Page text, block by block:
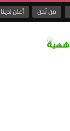
من نَحن أعلن لدينا